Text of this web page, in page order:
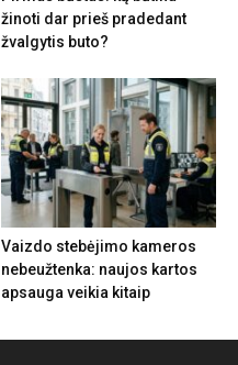
žinoti dar prieš pradedant
žvalgytis buto?
Vaizdo stebėjimo kameros
nebeužtenka: naujos kartos
apsauga veikia kitaip